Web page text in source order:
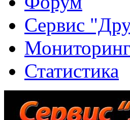
Сервис
Статистика